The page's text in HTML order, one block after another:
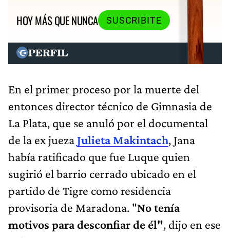
HOY MÁS QUE NUNCA
SUSCRIBITE
En el primer proceso por la muerte del
entonces director técnico de Gimnasia de
La Plata, que se anuló por el documental
de la ex juezaJulieta Makintach, Jana
había ratificado que fue Luque quien
sugirió el barrio cerrado ubicado en el
partido de Tigre como residencia
provisoria de Maradona. "No tenía
motivos para desconfiar de él", dijo en ese